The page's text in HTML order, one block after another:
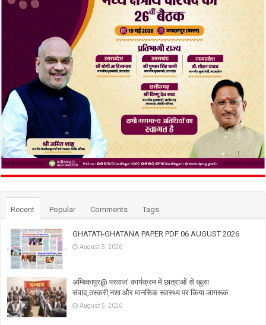
Recent Popular Comments Tags
GHATATI-GHATANA PAPER PDF 06 AUGUST 2026
August 5, 2026
अम्बिकापुर@ परवाज’ कार्यक्रम में छात्राओं से खुला
संवाद,तस्करी,नशा और मानसिक स्वास्थ्य पर किया जागरूक
August 5, 2026